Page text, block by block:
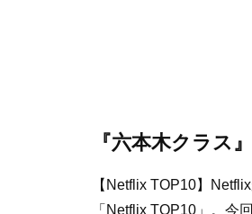
『六本木クラス
【Netflix TOP10】
「Netflix TOP10」。今